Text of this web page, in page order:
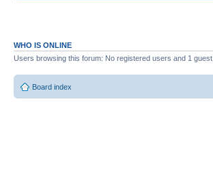
WHO IS ONLINE
Users browsing this forum: No registered users and 1 guest
Board index